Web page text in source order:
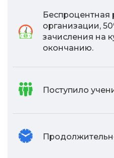
Беспроцентная
организации,
зачисления на
окончанию.
Поступило